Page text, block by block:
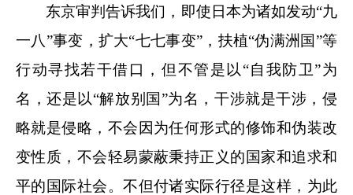
东京审判告诉我们，即使日本为诸如发动“九
一八”事变，扩大“七七事变”，扶植“伪满洲国”等
行动寻找若干借口，但不管是以“自我防卫”为
名，还是以“解放别国”为名，干涉就是干涉，侵
略就是侵略，不会因为任何形式的修饰和伪装改
变性质，不会轻易蒙蔽秉持正义的国家和追求和
平的国际社会。不但付诸实际行径是这样，为此